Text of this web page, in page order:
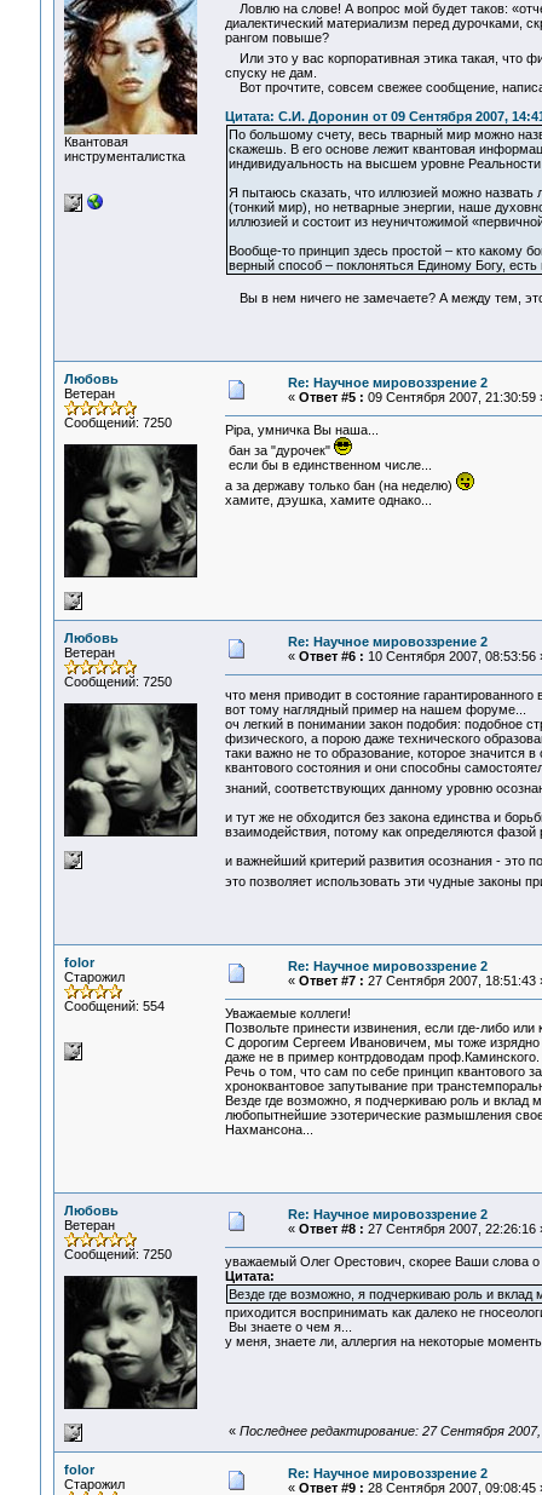
Квантовая
инструменталистка
Ловлю на слове! А вопрос мой будет таков:
диалектический материализм перед дурочками,
рангом повыше?
Или это у вас корпоративная этика такая, что
спуску не дам.
Вот прочтите, совсем свежее сообщение,
Цитата: С.И. Доронин от 09 Сентября 2007,
По большому счету, весь тварный мир можно
скажешь. В его основе лежит квантовая
индивидуальность на высшем уровне
Я пытаюсь сказать, что иллюзией можно
(тонкий мир), но нетварные энергии, наше
иллюзией и состоит из неуничтожимой
Вообще-то принцип здесь простой – кто какому
верный способ – поклоняться Единому Богу,
Вы в нем ничего не замечаете? А между тем,
Любовь
Ветеран
Сообщений: 7250
Re: Научное мировоззрение 2
« Ответ #5 : 09 Сентября 2007, 21:30:59
Pipa, умничка Вы наша...
бан за "дурочек"
если бы в единственном числе...
а за державу только бан (на неделю)
хамите, дэушка, хамите однако...
Любовь
Ветеран
Сообщений: 7250
Re: Научное мировоззрение 2
« Ответ #6 : 10 Сентября 2007, 08:53:56
что меня приводит в состояние
вот тому наглядный пример на нашем форуме...
оч легкий в понимании закон подобия: подобное
физического, а порою даже технического
таки важно не то образование, которое значится
квантового состояния и они способны
знаний, соответствующих данному уровню
и тут же не обходится без закона единства и
взаимодействия, потому как определяются
и важнейший критерий развития осознания - это
это позволяет использовать эти чудные законы
folor
Старожил
Сообщений: 554
Re: Научное мировоззрение 2
« Ответ #7 : 27 Сентября 2007, 18:51:43
Уважаемые коллеги!
Позвольте принести извинения, если где-либо
С дорогим Сергеем Ивановичем, мы тоже изрядно
даже не в пример контрдоводам проф.Каминского.
Речь о том, что сам по себе принцип
хроноквантовое запутывание при
Везде где возможно, я подчеркиваю роль и вклад
любопытнейшие эзотерические размышления
Нахмансона...
Любовь
Ветеран
Сообщений: 7250
Re: Научное мировоззрение 2
« Ответ #8 : 27 Сентября 2007, 22:26:16
уважаемый Олег Орестович, скорее Ваши слова о
Цитата:
Везде где возможно, я подчеркиваю роль и вклад
приходится воспринимать как далеко не
Вы знаете о чем я...
у меня, знаете ли, аллергия на некоторые
« Последнее редактирование: 27 Сентября
folor
Старожил
Re: Научное мировоззрение 2
« Ответ #9 : 28 Сентября 2007, 09:08:45